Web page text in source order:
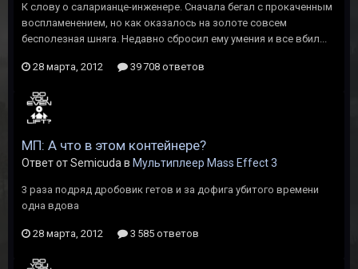
К слову о саларианце-инженере. Сначала бегал с прокаченным
воспламенением, но как оказалось на золоте совсем
бесполезная шняга. Недавно сбросил ему умения и все вбил...
28 марта, 2012 39 708 ответов
МП: А что в этом контейнере?
Ответ от Semicuda в Мультиплеер Mass Effect 3
3 раза подряд дробовик гетов и за дофига убитого времени
одна вдова
28 марта, 2012 3 585 ответов